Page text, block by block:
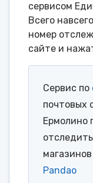
сервисом
Всего
номер
сайте и
Сервис по
почтовых
Ермолино
магазинов
Pandao